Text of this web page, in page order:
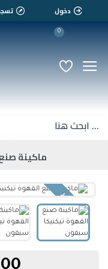
دخول
0
ماكينة
غير متوفر